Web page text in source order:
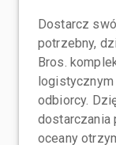
Dostarcz
potrzebny,
Bros.
logistycznym
odbiorcy.
dostarczania
oceany